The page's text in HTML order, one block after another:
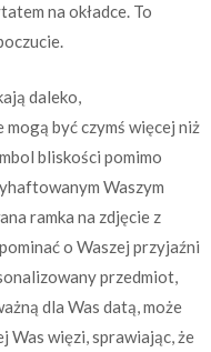
na okładce. To
daleko,
być czymś więcej niż
bliskości pomimo
Waszym
ramka na zdjęcie z
o Waszej przyjaźni
przedmiot,
dla Was datą, może
Was więzi, sprawiając, że